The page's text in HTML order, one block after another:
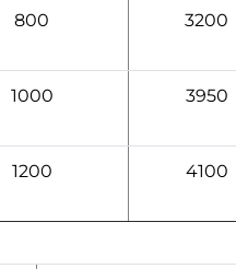
800 3200
1000 3950
1200 4100